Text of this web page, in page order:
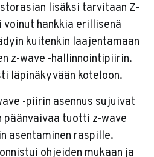
lisäksi tarvitaan Z-
voinut hankkia erillisenä
kuitenkin laajentamaan
z-wave -hallinnointipiirin.
läpinäkyvään koteloon.
-piirin asennus sujuivat
päänvaivaa tuotti z-wave
asentaminen raspille.
onnistui ohjeiden mukaan ja